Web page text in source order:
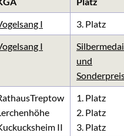
I
3. Platz
I
und
II
1. Platz
2. Platz
3. Platz